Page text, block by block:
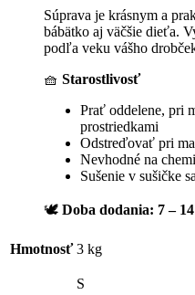
Súprava je krásnym a
bábätko aj väčšie dieťa.
podľa veku vášho
🧺 Starostlivosť
Prať oddelene, pri
prostriedkami
Odstreďovať pri
Nevhodné na
Sušenie v sušičke
🕊️ Doba dodania: 7 –
Hmotnosť 3 kg
S